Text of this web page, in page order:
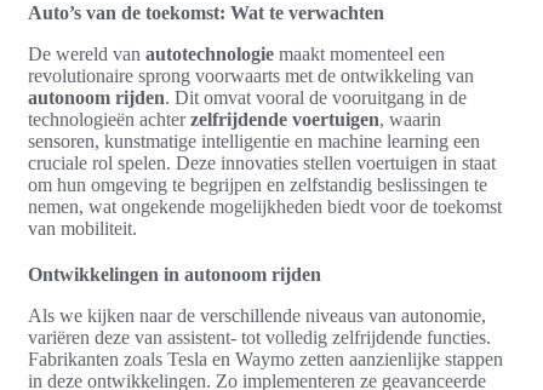
Auto’s van de toekomst: Wat te verwachten
De wereld van autotechnologie maakt momenteel een
revolutionaire sprong voorwaarts met de ontwikkeling van
autonoom rijden. Dit omvat vooral de vooruitgang in de
technologieën achterzelfrijdende voertuigen, waarin
sensoren, kunstmatige intelligentie en machine learning een
cruciale rol spelen. Deze innovaties stellen voertuigen in staat
om hun omgeving te begrijpen en zelfstandig beslissingen te
nemen, wat ongekende mogelijkheden biedt voor de toekomst
van mobiliteit.
Ontwikkelingen in autonoom rijden
Als we kijken naar de verschillende niveaus van autonomie,
variëren deze van assistent- tot volledig zelfrijdende functies.
Fabrikanten zoals Tesla en Waymo zetten aanzienlijke stappen
in deze ontwikkelingen. Zo implementeren ze geavanceerde